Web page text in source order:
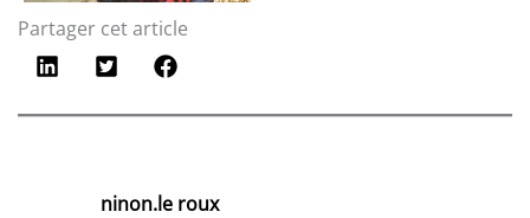
Partager cet article
ninon.le roux